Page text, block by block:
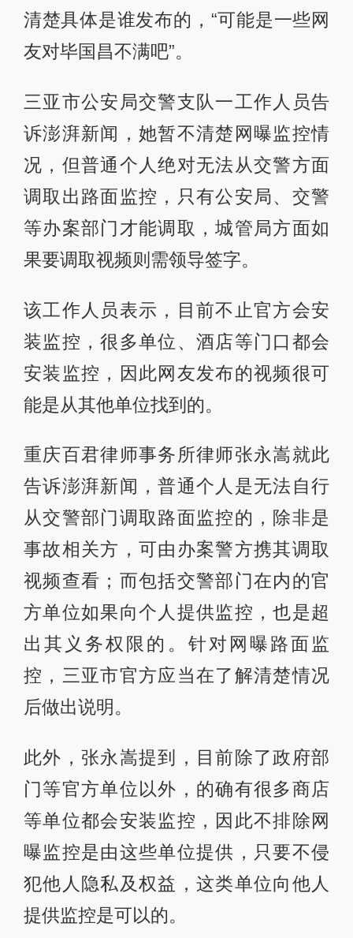
清楚具体是谁发布的，“可能是一些网
友对毕国昌不满吧”。
三亚市公安局交警支队一工作人员告
诉澎湃新闻，她暂不清楚网曝监控情
况，但普通个人绝对无法从交警方面
调取出路面监控，只有公安局、交警
等办案部门才能调取，城管局方面如
果要调取视频则需领导签字。
该工作人员表示，目前不止官方会安
装监控，很多单位、酒店等门口都会
安装监控，因此网友发布的视频很可
能是从其他单位找到的。
重庆百君律师事务所律师张永嵩就此
告诉澎湃新闻，普通个人是无法自行
从交警部门调取路面监控的，除非是
事故相关方，可由办案警方携其调取
视频查看；而包括交警部门在内的官
方单位如果向个人提供监控，也是超
出其义务权限的。针对网曝路面监
控，三亚市官方应当在了解清楚情况
后做出说明。
此外，张永嵩提到，目前除了政府部
门等官方单位以外，的确有很多商店
等单位都会安装监控，因此不排除网
曝监控是由这些单位提供，只要不侵
犯他人隐私及权益，这类单位向他人
提供监控是可以的。